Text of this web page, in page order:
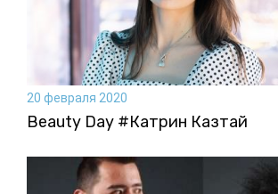
20 февраля 2020
Beauty Day #Катрин Казтай